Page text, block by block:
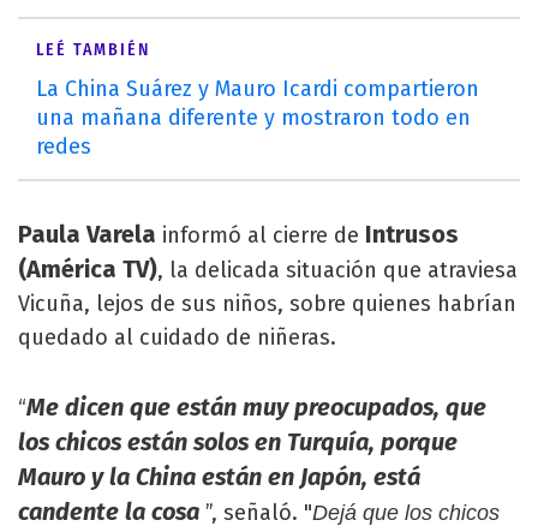
LEÉ TAMBIÉN
La China Suárez y Mauro Icardi compartieron
una mañana diferente y mostraron todo en
redes
Paula Varela informó al cierre de Intrusos
(América TV), la delicada situación que atraviesa
Vicuña, lejos de sus niños, sobre quienes habrían
quedado al cuidado de niñeras.
“Me dicen que están muy preocupados, que
los chicos están solos en Turquía, porque
Mauro y la China están en Japón, está
candente la cosa ”, señaló. "Dejá que los chicos